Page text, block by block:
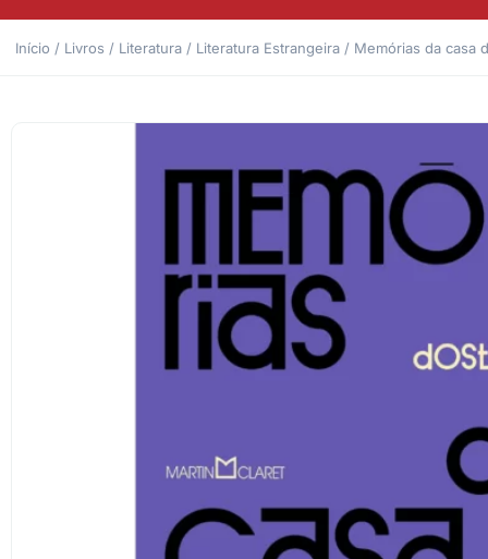
Início / Livros / Literatura / Literatura Estrangeira / Memórias da casa